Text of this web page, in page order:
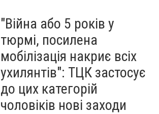
"Війна або 5 років у
тюрмі, посилена
мобілізація накриє всіх
ухилянтів": ТЦК застосує
до цих категорій
чоловіків нові заходи